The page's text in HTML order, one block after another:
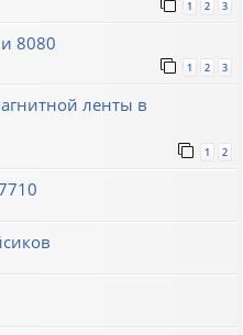
1 2 3
8080
1 2 3
ленты в
1 2